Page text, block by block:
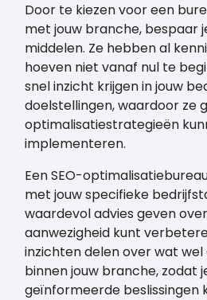
Door te kiezen voor een
met jouw branche, bespaar
middelen. Ze hebben al
hoeven niet vanaf nul te
snel inzicht krijgen in jouw
doelstellingen, waardoor ze
optimalisatiestrategieën
implementeren.
Een SEO-
met jouw specifieke
waardevol advies geven
aanwezigheid kunt
inzichten delen over wat
binnen jouw branche, zodat
geïnformeerde beslissingen